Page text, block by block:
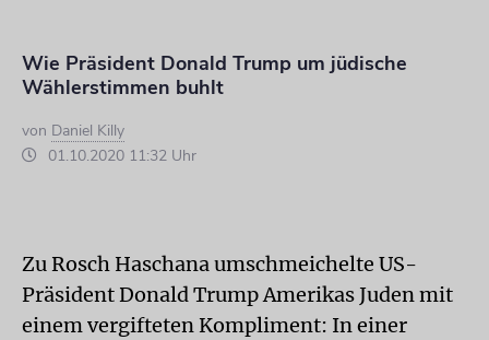
Wie Präsident Donald Trump um jüdische
Wählerstimmen buhlt
von Daniel Killy
01.10.2020 11:32 Uhr
Zu Rosch Haschana umschmeichelte US-
Präsident Donald Trump Amerikas Juden mit
einem vergifteten Kompliment: In einer